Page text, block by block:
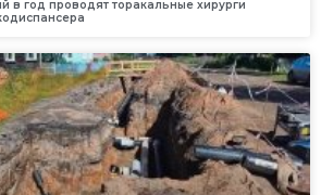
в год проводят торакальные хирурги